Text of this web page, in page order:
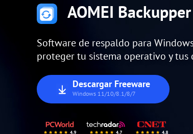
AOMEI Backupper
Software de respaldo para
proteger tu sistema operativo y tus
Descargar Freeware
Windows 11/10/8.1/8/7